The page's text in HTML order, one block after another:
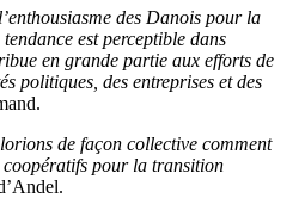
des Danois pour la
est perceptible dans
en grande partie aux efforts de
politiques, des entreprises et des
de façon collective comment
coopératifs pour la transition